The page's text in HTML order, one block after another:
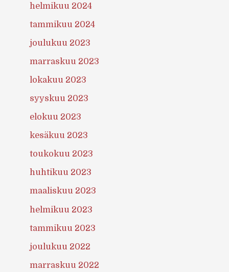
helmikuu 2024
tammikuu 2024
joulukuu 2023
marraskuu 2023
lokakuu 2023
syyskuu 2023
elokuu 2023
kesäkuu 2023
toukokuu 2023
huhtikuu 2023
maaliskuu 2023
helmikuu 2023
tammikuu 2023
joulukuu 2022
marraskuu 2022